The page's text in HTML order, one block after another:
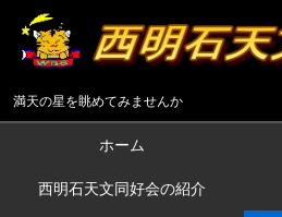
満天の星を眺めてみませんか
ホーム
西明石天文同好会の紹介